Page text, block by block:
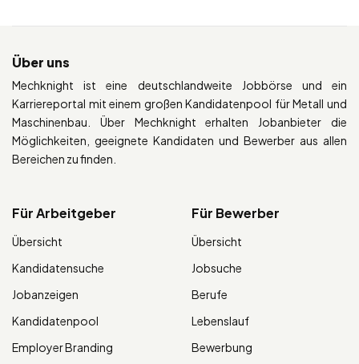
Über uns
Mechknight ist eine deutschlandweite Jobbörse und ein
Karriereportal mit einem großen Kandidatenpool für Metall und
Maschinenbau. Über Mechknight erhalten Jobanbieter die
Möglichkeiten, geeignete Kandidaten und Bewerber aus allen
Bereichen zu finden.
Für Arbeitgeber
Übersicht
Kandidatensuche
Jobanzeigen
Kandidatenpool
Employer Branding
Für Bewerber
Übersicht
Jobsuche
Berufe
Lebenslauf
Bewerbung